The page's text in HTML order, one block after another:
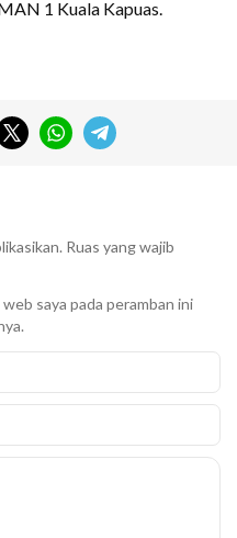
1 Kuala Kapuas.
Ruas yang wajib
saya pada peramban ini